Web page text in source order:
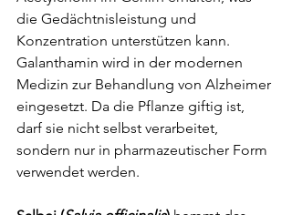
die Gedächtnisleistung und
Konzentration unterstützen kann.
Galanthamin wird in der modernen
Medizin zur Behandlung von Alzheimer
eingesetzt. Da die Pflanze giftig ist,
darf sie nicht selbst verarbeitet,
sondern nur in pharmazeutischer Form
verwendet werden.